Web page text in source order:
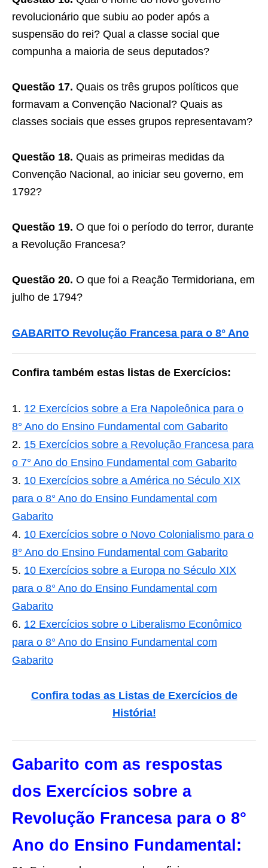
revolucionário que subiu ao poder após a
suspensão do rei? Qual a classe social que
compunha a maioria de seus deputados?
Questão 17. Quais os três grupos políticos que
formavam a Convenção Nacional? Quais as
classes sociais que esses grupos representavam?
Questão 18. Quais as primeiras medidas da
Convenção Nacional, ao iniciar seu governo, em
1792?
Questão 19. O que foi o período do terror, durante
a Revolução Francesa?
Questão 20. O que foi a Reação Termidoriana, em
julho de 1794?
GABARITO Revolução Francesa para o 8° Ano
Confira também estas listas de Exercícios:
12 Exercícios sobre a Era Napoleônica para o
8° Ano do Ensino Fundamental com Gabarito
15 Exercícios sobre a Revolução Francesa para
o 7° Ano do Ensino Fundamental com Gabarito
10 Exercícios sobre a América no Século XIX
para o 8° Ano do Ensino Fundamental com
Gabarito
10 Exercícios sobre o Novo Colonialismo para o
8° Ano do Ensino Fundamental com Gabarito
10 Exercícios sobre a Europa no Século XIX
para o 8° Ano do Ensino Fundamental com
Gabarito
12 Exercícios sobre o Liberalismo Econômico
para o 8° Ano do Ensino Fundamental com
Gabarito
Confira todas as Listas de Exercícios de
História!
Gabarito com as respostas
dos Exercícios sobre a
Revolução Francesa para o 8°
Ano do Ensino Fundamental: